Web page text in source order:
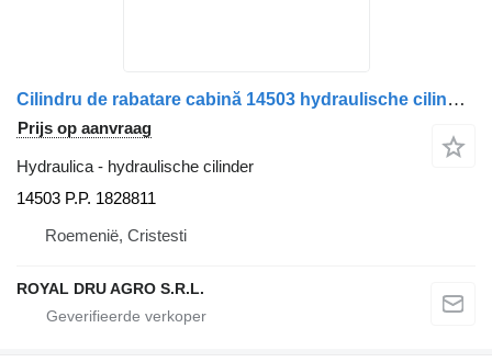
Cilindru de rabatare cabină 14503 hydraulische cilinder voor Renault vrachtwagen
Prijs op aanvraag
Hydraulica - hydraulische cilinder
14503 P.P. 1828811
Roemenië, Cristesti
ROYAL DRU AGRO S.R.L.